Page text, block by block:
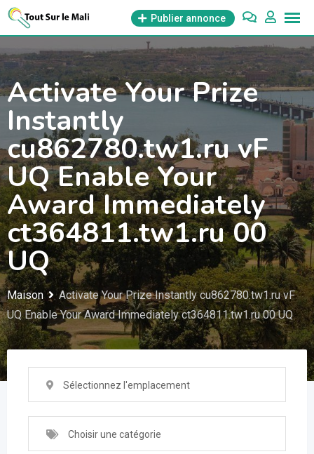
Aller
Publier annonce
Activate Your Prize
Instantly
cu862780.tw1.ru vF
UQ Enable Your
Award Immediately
ct364811.tw1.ru 00
UQ
Maison
Activate Your Prize Instantly cu862780.tw1.ru vF
UQ Enable Your Award Immediately ct364811.tw1.ru 00 UQ
Sélectionnez l'emplacement
Choisir une catégorie